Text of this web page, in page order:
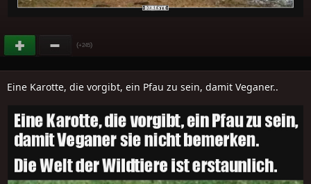
(+245)
Eine Karotte, die vorgibt, ein Pfau zu sein, damit Veganer..